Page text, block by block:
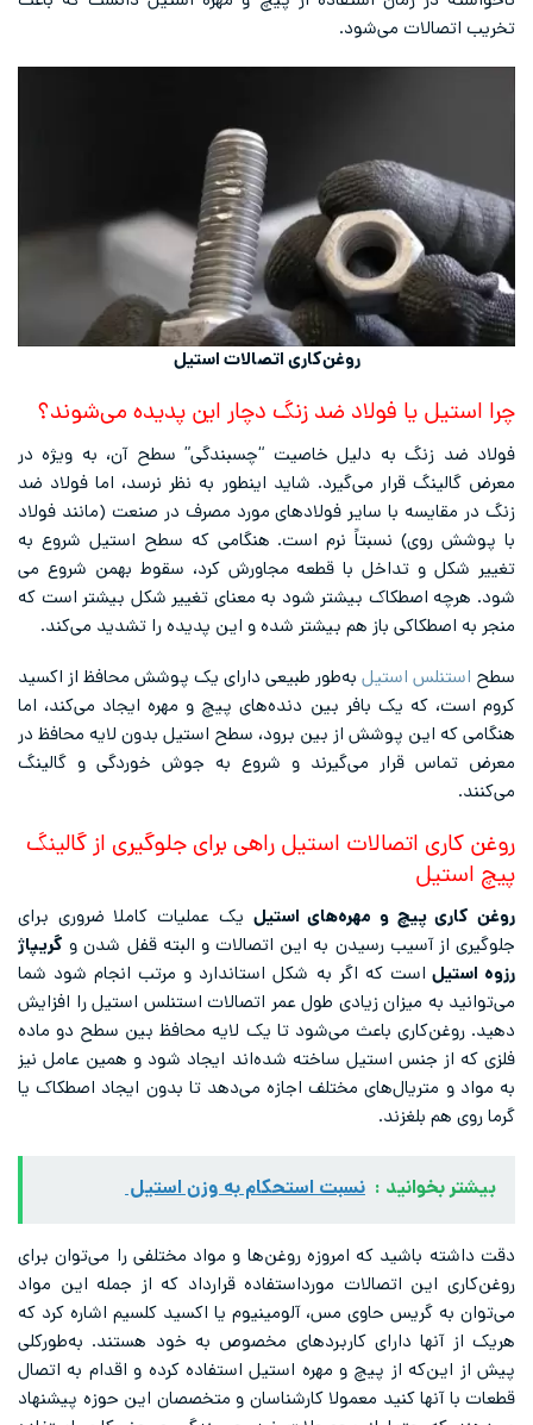
تخریب اتصالات می‌شود.
روغن‌کاری اتصالات استیل
چرا استیل یا فولاد ضد زنگ دچار این پدیده می‌شوند؟
فولاد ضد زنگ به دلیل خاصیت “چسبندگی” سطح آن، به ویژه در
معرض گالینگ قرار می‌گیرد. شاید اینطور به نظر نرسد، اما فولاد ضد
زنگ در مقایسه با سایر فولادهای مورد مصرف در صنعت (مانند فولاد
با پوشش روی) نسبتاً نرم است. هنگامی که سطح استیل شروع به
تغییر شکل و تداخل با قطعه مجاورش کرد، سقوط بهمن شروع می
شود. هرچه اصطکاک بیشتر شود به معنای تغییر شکل بیشتر است که
منجر به اصطکاکی باز هم بیشتر شده و این پدیده را تشدید می‌کند.
سطح استنلس استیل به‌طور طبیعی دارای یک پوشش محافظ از اکسید
کروم است، که یک بافر بین دنده‌های پیچ و مهره ایجاد می‌کند، اما
هنگامی که این پوشش از بین برود، سطح استیل بدون لایه محافظ در
معرض تماس قرار می‌گیرند و شروع به جوش خوردگی و گالینگ
می‌کنند.
روغن کاری اتصالات استیل راهی برای جلوگیری از گالینگ
پیچ استیل
روغن کاری پیچ و مهره‌های استیل یک عملیات کاملا ضروری برای
جلوگیری از آسیب رسیدن به این اتصالات و البته قفل شدن و گریپاژ
رزوه استیل است که اگر به شکل استاندارد و مرتب انجام شود شما
می‌توانید به میزان زیادی طول عمر اتصالات استنلس استیل را افزایش
دهید. روغن‌کاری باعث می‌شود تا یک لایه محافظ بین سطح دو ماده
فلزی که از جنس استیل ساخته شده‌اند ایجاد شود و همین عامل نیز
به مواد و متریال‌های مختلف اجازه می‌دهد تا بدون ایجاد اصطکاک یا
گرما روی هم بلغزند.
بیشتر بخوانید : نسبت استحکام به وزن استیل
دقت داشته باشید که امروزه روغن‌ها و مواد مختلفی را می‌توان برای
روغن‌کاری این اتصالات مورداستفاده قرارداد که از جمله این مواد
می‌توان به گریس حاوی مس، آلومینیوم یا اکسید کلسیم اشاره کرد که
هریک از آنها دارای کاربردهای مخصوص به خود هستند. به‌طورکلی
پیش از این‌که از پیچ و مهره استیل استفاده کرده و اقدام به اتصال
قطعات با آنها کنید معمولا کارشناسان و متخصصان این حوزه پیشنهاد